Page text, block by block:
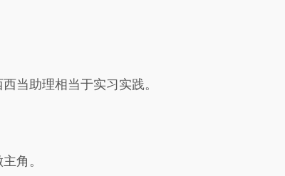
当助理相当于实习实践。
角。